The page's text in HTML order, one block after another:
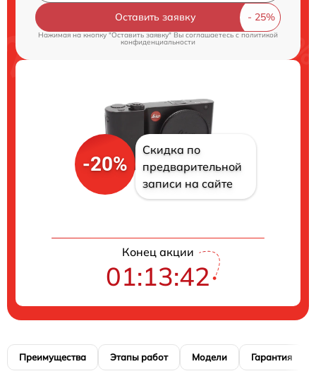
Оставить заявку
Нажимая на кнопку "Оставить заявку" Вы соглашаетесь cполитикой
конфиденциальности
-20%
Скидка по
предварительной
записи на сайте
Конец акции
01:13:41
Преимущества Этапы работ Модели Гарантия